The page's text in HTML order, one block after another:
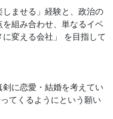
ませる」経験と、政治の
組み合わせ、単なるイベ
変える会社」 を目指して
剣に恋愛・結婚を考えてい
てくるようにという願い